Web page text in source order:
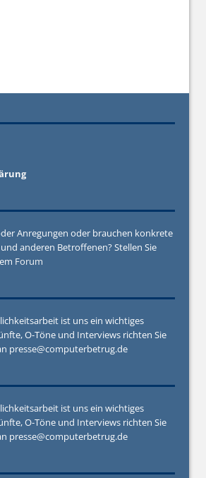
Anregungen oder brauchen konkrete
anderen Betroffenen? Stellen Sie
Forum
ist uns ein wichtiges
O-Töne und Interviews richten Sie
presse@computerbetrug.de
ist uns ein wichtiges
O-Töne und Interviews richten Sie
presse@computerbetrug.de